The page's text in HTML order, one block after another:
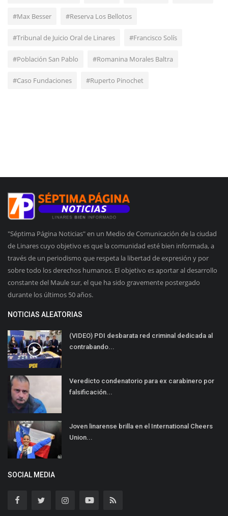
#Max Besser #Reserva Los Bellotos
#Tribunal de Juicio Oral de Linares #Francisco Solís
#Población San Pablo #Romanina Morales Baltra
#Caso Fundaciones #Ruperto Pinochet
"Séptima Página Noticias" en un Medio de Comunicación de la ciudad
de Linares cuyo objetivo es que la comunidad esté bien informada, a
través de un periodismo que respeta la libertad de expresión y por
sobre todo los derechos humanos. El objetivo es aportar al desarrollo
constante del Maule sur, el que ha sido gravemente postergado
durante los últimos 50 años.
NOTICIAS ALEATORIAS
(VIDEO) PDI desbarata red criminal dedicada al
contrabando...
Veredicto condenatorio para ex carabinero por
falsificación...
Joven linarense brilla en el International Cheers
Union...
SOCIAL MEDIA